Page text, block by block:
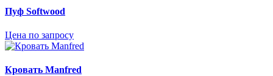
Пуф Softwood
Цена по запросу
Кровать Мanfred